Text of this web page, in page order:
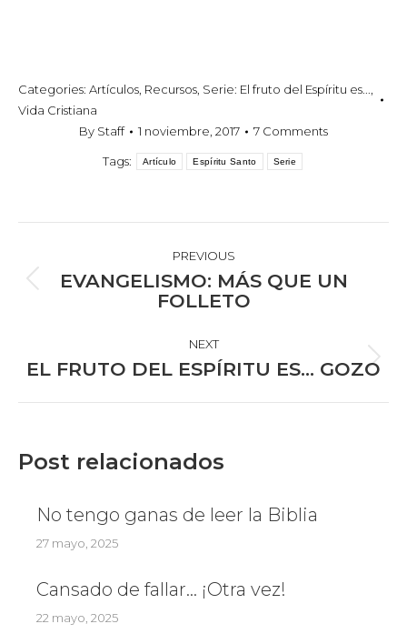
Categories: Artículos Recursos Serie: El fruto del Espíritu es...
Vida Cristiana
By Staff 1 noviembre, 2017 7 Comments
Tags: Artículo Espíritu Santo Serie
NAVIGATIONPREVIOUS
Previous
EVANGELISMO: MÁS QUE UN
FOLLETO
NEXT
Next
EL FRUTO DEL ESPÍRITU ES… GOZO
Post relacionados
No tengo ganas de leer la Biblia
27 mayo, 2025
Cansado de fallar… ¡Otra vez!
22 mayo, 2025